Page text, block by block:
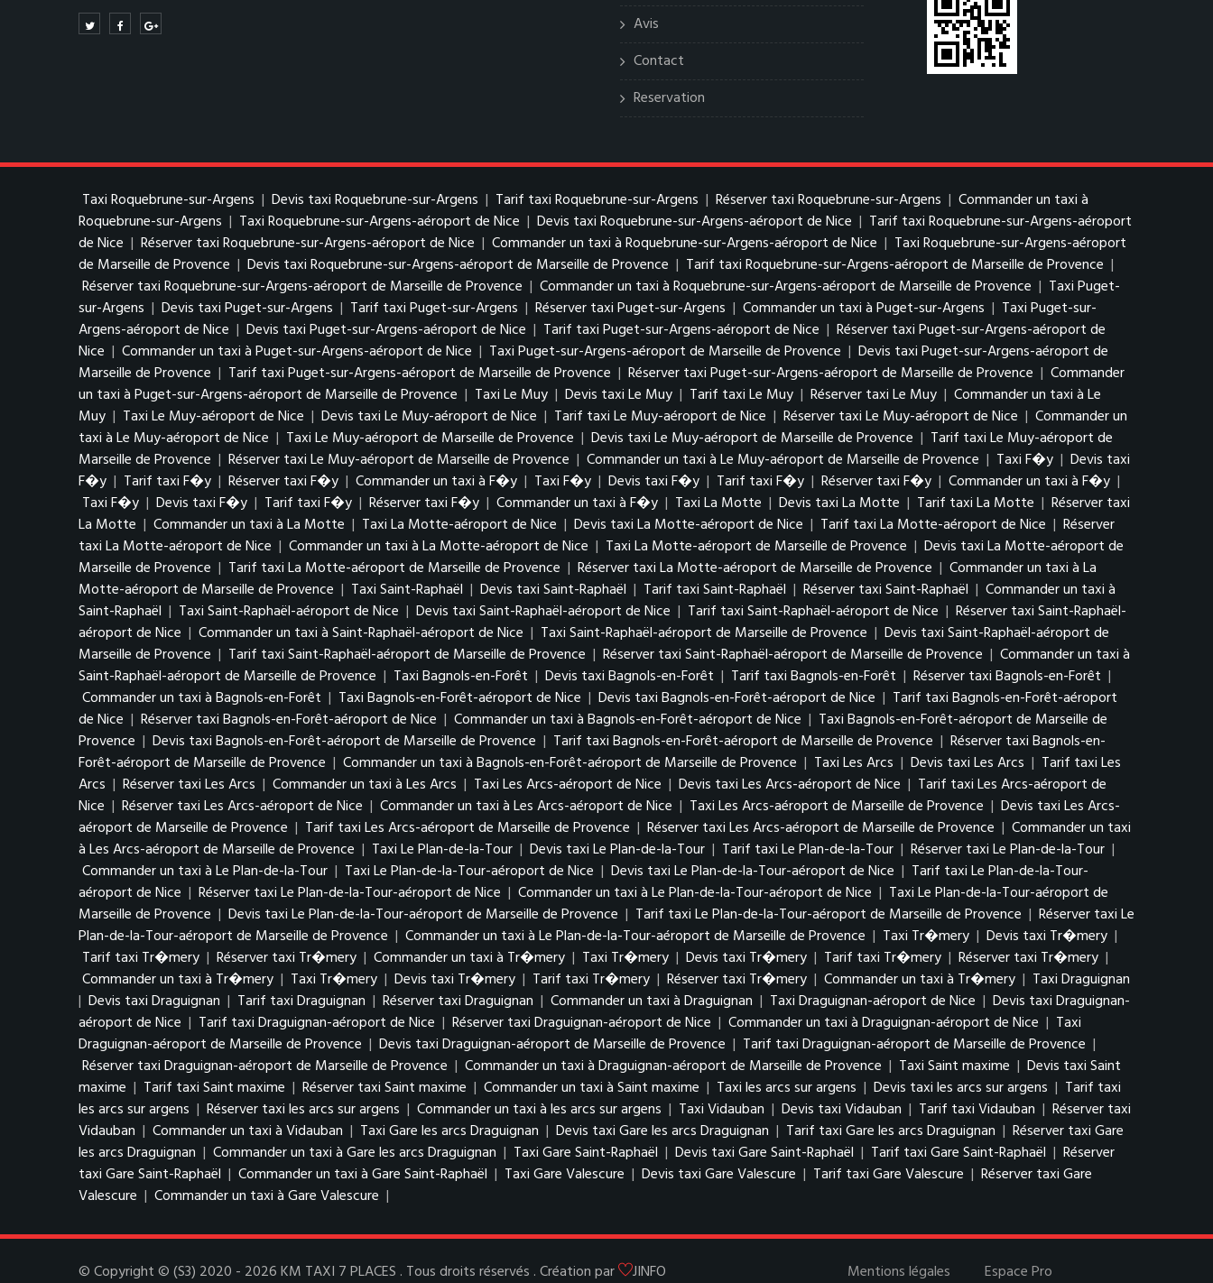
Avis
Contact
Reservation
Taxi Roquebrune-sur-Argens | Devis taxi Roquebrune-sur-Argens | Tarif taxi Roquebrune-sur-Argens | Réserver taxi Roquebrune-sur-Argens | Commander un taxi à
Roquebrune-sur-Argens | Taxi Roquebrune-sur-Argens-aéroport de Nice | Devis taxi Roquebrune-sur-Argens-aéroport de Nice | Tarif taxi Roquebrune-sur-Argens-aéroport
de Nice | Réserver taxi Roquebrune-sur-Argens-aéroport de Nice | Commander un taxi à Roquebrune-sur-Argens-aéroport de Nice | Taxi Roquebrune-sur-Argens-aéroport
de Marseille de Provence | Devis taxi Roquebrune-sur-Argens-aéroport de Marseille de Provence | Tarif taxi Roquebrune-sur-Argens-aéroport de Marseille de Provence |
Réserver taxi Roquebrune-sur-Argens-aéroport de Marseille de Provence | Commander un taxi à Roquebrune-sur-Argens-aéroport de Marseille de Provence | Taxi Puget-
sur-Argens | Devis taxi Puget-sur-Argens | Tarif taxi Puget-sur-Argens | Réserver taxi Puget-sur-Argens | Commander un taxi à Puget-sur-Argens | Taxi Puget-sur-
Argens-aéroport de Nice | Devis taxi Puget-sur-Argens-aéroport de Nice | Tarif taxi Puget-sur-Argens-aéroport de Nice | Réserver taxi Puget-sur-Argens-aéroport de
Nice | Commander un taxi à Puget-sur-Argens-aéroport de Nice | Taxi Puget-sur-Argens-aéroport de Marseille de Provence | Devis taxi Puget-sur-Argens-aéroport de
Marseille de Provence | Tarif taxi Puget-sur-Argens-aéroport de Marseille de Provence | Réserver taxi Puget-sur-Argens-aéroport de Marseille de Provence | Commander
un taxi à Puget-sur-Argens-aéroport de Marseille de Provence | Taxi Le Muy | Devis taxi Le Muy | Tarif taxi Le Muy | Réserver taxi Le Muy | Commander un taxi à Le
Muy | Taxi Le Muy-aéroport de Nice | Devis taxi Le Muy-aéroport de Nice | Tarif taxi Le Muy-aéroport de Nice | Réserver taxi Le Muy-aéroport de Nice | Commander un
taxi à Le Muy-aéroport de Nice | Taxi Le Muy-aéroport de Marseille de Provence | Devis taxi Le Muy-aéroport de Marseille de Provence | Tarif taxi Le Muy-aéroport de
Marseille de Provence | Réserver taxi Le Muy-aéroport de Marseille de Provence | Commander un taxi à Le Muy-aéroport de Marseille de Provence | Taxi F�y | Devis taxi
F�y | Tarif taxi F�y | Réserver taxi F�y | Commander un taxi à F�y | Taxi F�y | Devis taxi F�y | Tarif taxi F�y | Réserver taxi F�y | Commander un taxi à F�y |
Taxi F�y | Devis taxi F�y | Tarif taxi F�y | Réserver taxi F�y | Commander un taxi à F�y | Taxi La Motte | Devis taxi La Motte | Tarif taxi La Motte | Réserver taxi
La Motte | Commander un taxi à La Motte | Taxi La Motte-aéroport de Nice | Devis taxi La Motte-aéroport de Nice | Tarif taxi La Motte-aéroport de Nice | Réserver
taxi La Motte-aéroport de Nice | Commander un taxi à La Motte-aéroport de Nice | Taxi La Motte-aéroport de Marseille de Provence | Devis taxi La Motte-aéroport de
Marseille de Provence | Tarif taxi La Motte-aéroport de Marseille de Provence | Réserver taxi La Motte-aéroport de Marseille de Provence | Commander un taxi à La
Motte-aéroport de Marseille de Provence | Taxi Saint-Raphaël | Devis taxi Saint-Raphaël | Tarif taxi Saint-Raphaël | Réserver taxi Saint-Raphaël | Commander un taxi à
Saint-Raphaël | Taxi Saint-Raphaël-aéroport de Nice | Devis taxi Saint-Raphaël-aéroport de Nice | Tarif taxi Saint-Raphaël-aéroport de Nice | Réserver taxi Saint-Raphaël-
aéroport de Nice | Commander un taxi à Saint-Raphaël-aéroport de Nice | Taxi Saint-Raphaël-aéroport de Marseille de Provence | Devis taxi Saint-Raphaël-aéroport de
Marseille de Provence | Tarif taxi Saint-Raphaël-aéroport de Marseille de Provence | Réserver taxi Saint-Raphaël-aéroport de Marseille de Provence | Commander un taxi à
Saint-Raphaël-aéroport de Marseille de Provence | Taxi Bagnols-en-Forêt | Devis taxi Bagnols-en-Forêt | Tarif taxi Bagnols-en-Forêt | Réserver taxi Bagnols-en-Forêt |
Commander un taxi à Bagnols-en-Forêt | Taxi Bagnols-en-Forêt-aéroport de Nice | Devis taxi Bagnols-en-Forêt-aéroport de Nice | Tarif taxi Bagnols-en-Forêt-aéroport
de Nice | Réserver taxi Bagnols-en-Forêt-aéroport de Nice | Commander un taxi à Bagnols-en-Forêt-aéroport de Nice | Taxi Bagnols-en-Forêt-aéroport de Marseille de
Provence | Devis taxi Bagnols-en-Forêt-aéroport de Marseille de Provence | Tarif taxi Bagnols-en-Forêt-aéroport de Marseille de Provence | Réserver taxi Bagnols-en-
Forêt-aéroport de Marseille de Provence | Commander un taxi à Bagnols-en-Forêt-aéroport de Marseille de Provence | Taxi Les Arcs | Devis taxi Les Arcs | Tarif taxi Les
Arcs | Réserver taxi Les Arcs | Commander un taxi à Les Arcs | Taxi Les Arcs-aéroport de Nice | Devis taxi Les Arcs-aéroport de Nice | Tarif taxi Les Arcs-aéroport de
Nice | Réserver taxi Les Arcs-aéroport de Nice | Commander un taxi à Les Arcs-aéroport de Nice | Taxi Les Arcs-aéroport de Marseille de Provence | Devis taxi Les Arcs-
aéroport de Marseille de Provence | Tarif taxi Les Arcs-aéroport de Marseille de Provence | Réserver taxi Les Arcs-aéroport de Marseille de Provence | Commander un taxi
à Les Arcs-aéroport de Marseille de Provence | Taxi Le Plan-de-la-Tour | Devis taxi Le Plan-de-la-Tour | Tarif taxi Le Plan-de-la-Tour | Réserver taxi Le Plan-de-la-Tour |
Commander un taxi à Le Plan-de-la-Tour | Taxi Le Plan-de-la-Tour-aéroport de Nice | Devis taxi Le Plan-de-la-Tour-aéroport de Nice | Tarif taxi Le Plan-de-la-Tour-
aéroport de Nice | Réserver taxi Le Plan-de-la-Tour-aéroport de Nice | Commander un taxi à Le Plan-de-la-Tour-aéroport de Nice | Taxi Le Plan-de-la-Tour-aéroport de
Marseille de Provence | Devis taxi Le Plan-de-la-Tour-aéroport de Marseille de Provence | Tarif taxi Le Plan-de-la-Tour-aéroport de Marseille de Provence | Réserver taxi Le
Plan-de-la-Tour-aéroport de Marseille de Provence | Commander un taxi à Le Plan-de-la-Tour-aéroport de Marseille de Provence | Taxi Tr�mery | Devis taxi Tr�mery |
Tarif taxi Tr�mery | Réserver taxi Tr�mery | Commander un taxi à Tr�mery | Taxi Tr�mery | Devis taxi Tr�mery | Tarif taxi Tr�mery | Réserver taxi Tr�mery |
Commander un taxi à Tr�mery | Taxi Tr�mery | Devis taxi Tr�mery | Tarif taxi Tr�mery | Réserver taxi Tr�mery | Commander un taxi à Tr�mery | Taxi Draguignan
| Devis taxi Draguignan | Tarif taxi Draguignan | Réserver taxi Draguignan | Commander un taxi à Draguignan | Taxi Draguignan-aéroport de Nice | Devis taxi Draguignan-
aéroport de Nice | Tarif taxi Draguignan-aéroport de Nice | Réserver taxi Draguignan-aéroport de Nice | Commander un taxi à Draguignan-aéroport de Nice | Taxi
Draguignan-aéroport de Marseille de Provence | Devis taxi Draguignan-aéroport de Marseille de Provence | Tarif taxi Draguignan-aéroport de Marseille de Provence |
Réserver taxi Draguignan-aéroport de Marseille de Provence | Commander un taxi à Draguignan-aéroport de Marseille de Provence | Taxi Saint maxime | Devis taxi Saint
maxime | Tarif taxi Saint maxime | Réserver taxi Saint maxime | Commander un taxi à Saint maxime | Taxi les arcs sur argens | Devis taxi les arcs sur argens | Tarif taxi
les arcs sur argens | Réserver taxi les arcs sur argens | Commander un taxi à les arcs sur argens | Taxi Vidauban | Devis taxi Vidauban | Tarif taxi Vidauban | Réserver taxi
Vidauban | Commander un taxi à Vidauban | Taxi Gare les arcs Draguignan | Devis taxi Gare les arcs Draguignan | Tarif taxi Gare les arcs Draguignan | Réserver taxi Gare
les arcs Draguignan | Commander un taxi à Gare les arcs Draguignan | Taxi Gare Saint-Raphaël | Devis taxi Gare Saint-Raphaël | Tarif taxi Gare Saint-Raphaël | Réserver
taxi Gare Saint-Raphaël | Commander un taxi à Gare Saint-Raphaël | Taxi Gare Valescure | Devis taxi Gare Valescure | Tarif taxi Gare Valescure | Réserver taxi Gare
Valescure | Commander un taxi à Gare Valescure |
© Copyright © (S3) 2020 - 2026 KM TAXI 7 PLACES . Tous droits réservés . Création par JINFO Mentions légales Espace Pro